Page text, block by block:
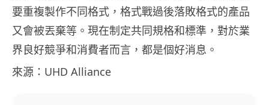
要重複製作不同格式，格式戰過後落敗格式的產品
又會被丟棄等。現在制定共同規格和標準，對於業
界良好競爭和消費者而言，都是個好消息。
來源：UHD Alliance